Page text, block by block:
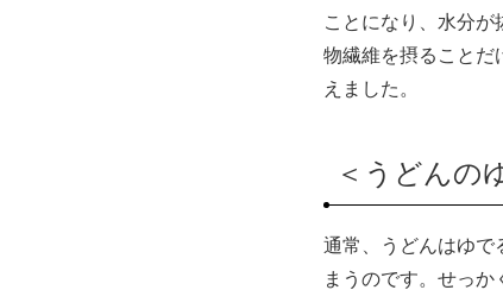
ことになり、水分
物繊維を摂ることだ
えました。
＜うどんの
通常、うどんはゆで
まうのです。せっ